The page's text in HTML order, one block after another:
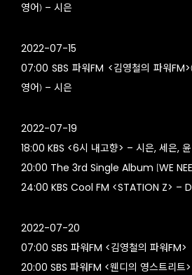
영어) – 시은
2022-07-15
07:00 SBS 파워FM <김영철의 파워
영어) – 시은
2022-07-19
18:00 KBS <6시 내고향> – 시은, 세은, 윤
20:00 The 3rd Single Album [WE
24:00 KBS Cool FM <STATION Z> –
2022-07-20
07:00 SBS 파워FM <김영철의 파워FM>
20:00 SBS 파워FM <웬디의 영스트리트>